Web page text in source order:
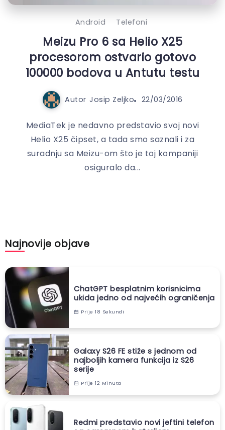
Android Telefoni
Meizu Pro 6 sa Helio X25
procesorom ostvario gotovo
100000 bodova u Antutu testu
Autor Josip Zeljko 22/03/2016
MediaTek je nedavno predstavio svoj novi
Helio X25 čipset, a tada smo saznali i za
suradnju sa Meizu-om što je toj kompaniji
osiguralo da...
Najnovije objave
ChatGPT besplatnim korisnicima
ukida jedno od najvećih ograničenja
Prije 18 Sekundi
Galaxy S26 FE stiže s jednom od
najboljih kamera funkcija iz S26
serije
Prije 12 Minuta
Redmi predstavio novi jeftini telefon